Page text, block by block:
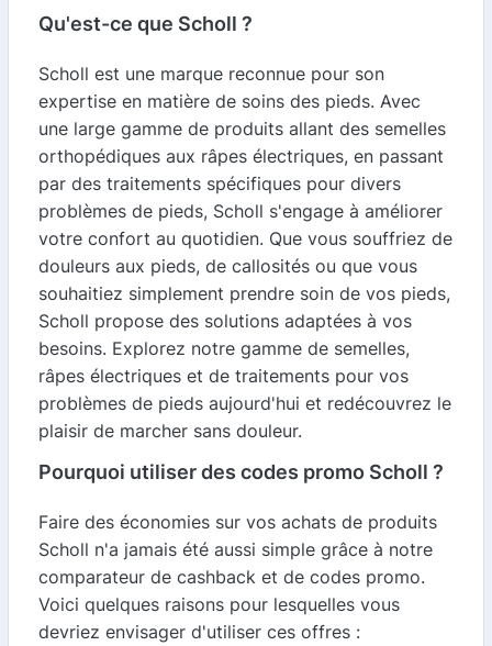
Qu'est-ce que Scholl ?
Scholl est une marque reconnue pour son
expertise en matière de soins des pieds. Avec
une large gamme de produits allant des semelles
orthopédiques aux râpes électriques, en passant
par des traitements spécifiques pour divers
problèmes de pieds, Scholl s'engage à améliorer
votre confort au quotidien. Que vous souffriez de
douleurs aux pieds, de callosités ou que vous
souhaitiez simplement prendre soin de vos pieds,
Scholl propose des solutions adaptées à vos
besoins. Explorez notre gamme de semelles,
râpes électriques et de traitements pour vos
problèmes de pieds aujourd'hui et redécouvrez le
plaisir de marcher sans douleur.
Pourquoi utiliser des codes promo Scholl ?
Faire des économies sur vos achats de produits
Scholl n'a jamais été aussi simple grâce à notre
comparateur de cashback et de codes promo.
Voici quelques raisons pour lesquelles vous
devriez envisager d'utiliser ces offres :